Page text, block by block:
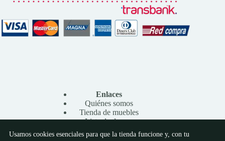
Usamos cookies esenciales para que la tienda funcione y, con tu
Enlaces
Quiénes somos
Tienda de muebles
Lista de deseos
Contacto